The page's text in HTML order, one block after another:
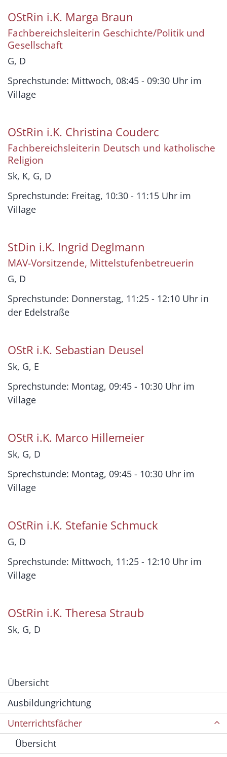
OStRin i.K. Marga Braun
Fachbereichsleiterin Geschichte/Politik und
Gesellschaft
G, D
Sprechstunde: Mittwoch, 08:45 - 09:30 Uhr im
Village
OStRin i.K. Christina Couderc
Fachbereichsleiterin Deutsch und katholische
Religion
Sk, K, G, D
Sprechstunde: Freitag, 10:30 - 11:15 Uhr im
Village
StDin i.K. Ingrid Deglmann
MAV-Vorsitzende, Mittelstufenbetreuerin
G, D
Sprechstunde: Donnerstag, 11:25 - 12:10 Uhr in
der Edelstraße
OStR i.K. Sebastian Deusel
Sk, G, E
Sprechstunde: Montag, 09:45 - 10:30 Uhr im
Village
OStR i.K. Marco Hillemeier
Sk, G, D
Sprechstunde: Montag, 09:45 - 10:30 Uhr im
Village
OStRin i.K. Stefanie Schmuck
G, D
Sprechstunde: Mittwoch, 11:25 - 12:10 Uhr im
Village
OStRin i.K. Theresa Straub
Sk, G, D
Übersicht
Ausbildungrichtung
Unterrichtsfächer
Übersicht